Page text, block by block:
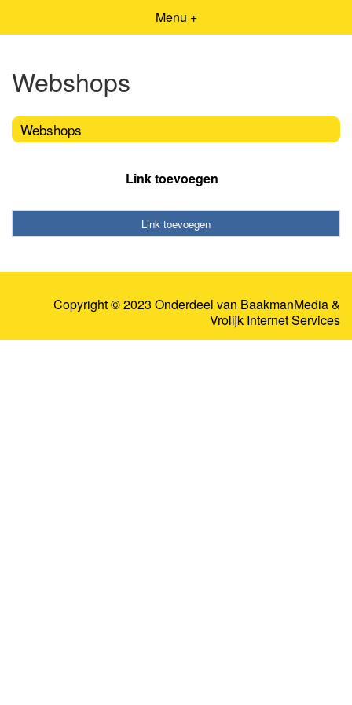
Menu +
Webshops
Webshops
Link toevoegen
Link toevoegen
Copyright © 2023 Onderdeel van BaakmanMedia&
Vrolijk Internet Services